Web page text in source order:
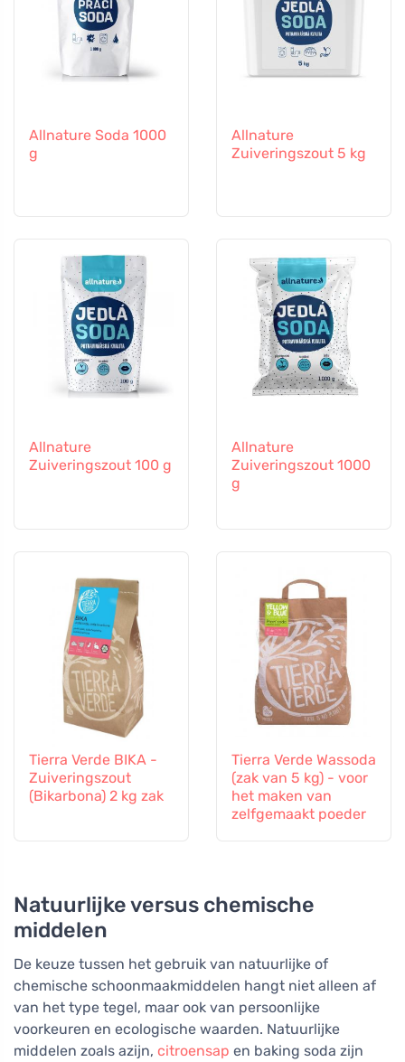
Allnature Soda 1000
g
Allnature
Zuiveringszout 5 kg
Allnature
Zuiveringszout 100 g
Allnature
Zuiveringszout 1000
g
Tierra Verde BIKA -
Zuiveringszout
(Bikarbona) 2 kg zak
Tierra Verde Wassoda
(zak van 5 kg) - voor
het maken van
zelfgemaakt poeder
Natuurlijke versus chemische
middelen
De keuze tussen het gebruik van natuurlijke of
chemische schoonmaakmiddelen hangt niet alleen af
van het type tegel, maar ook van persoonlijke
voorkeuren en ecologische waarden. Natuurlijke
middelen zoals azijn, citroensap en baking soda zijn